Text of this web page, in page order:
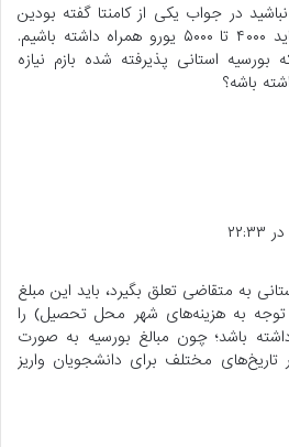
در جواب یکی از کامنتا گفته بودین
برای رفتن باید ۴۰۰۰ تا ۵۰۰۰ یورو همراه داشته باشیم.
استانی پذیرفته شده بازم نیازه
باشه؟
به متقاضی تعلق بگیرد، باید این مبلغ
توجه به هزینه‌های شهر محل تحصیل) را
باشد؛ چون مبالغ بورسیه به صورت
مختلف برای دانشجویان واریز